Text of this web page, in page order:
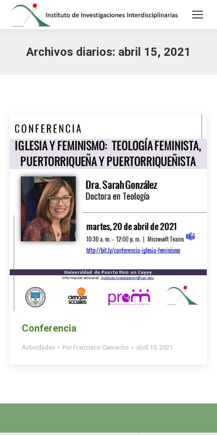
Archivos diarios: abril 15, 2021
Conferencia
Actividades Por Francisco Camacho abril 15, 2021